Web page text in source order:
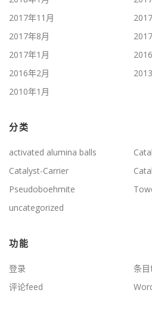
2017年11月
2017年8月
2017年1月
2016年2月
2010年1月
分类
activated alumina balls
Catalyst-Carrier
Pseudoboehmite
uncategorized
功能
登录
条
评论feed